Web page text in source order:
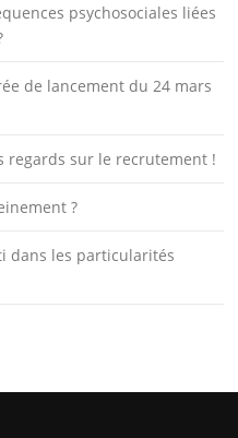
psychosociales liées
de lancement du 24 mars
regards sur le recrutement !
?
dans les particularités